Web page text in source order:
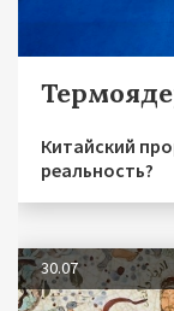
Китайский
реальность?
30.07